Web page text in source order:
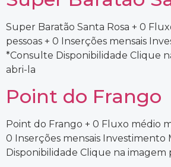
Super Baratão Santa Rosa + 0
pessoas + 0 Inserções mensais
*Consulte Disponibilidade Clique
abri-la
Point do Frango
Point do Frango + 0 Fluxo médio
0 Inserções mensais Investimento
Disponibilidade Clique na imagem